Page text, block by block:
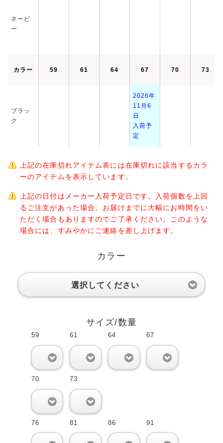
ネービ
ー
カラー 59 61 64 67 70 73
ブラッ
ク
2026年
11月6
日
入荷予
定
上記の在庫切れアイテム表には在庫切れに該当するカラ
ーのアイテムを表示しています。
上記の日付はメーカー入荷予定日です。入荷個数を上回
るご注文があった場合、お届けまでに大幅にお時間をい
ただく場合もありますのでご了承ください。このような
場合には、すみやかにご連絡を差し上げます。
カラー
選択してください
サイズ/数量
59 61 64 67
70 73
76 81 86 91